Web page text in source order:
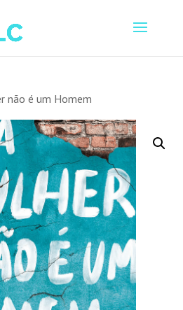
não é um Homem